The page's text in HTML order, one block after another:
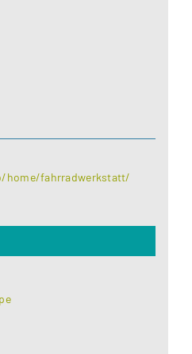
home/fahrradwerkstatt/